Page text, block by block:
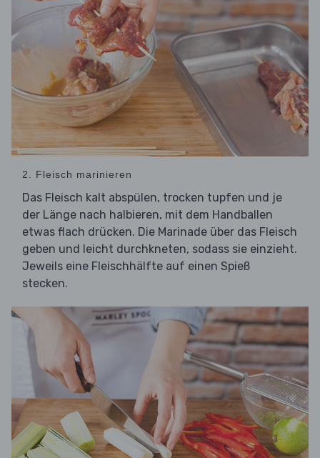
2. Fleisch marinieren
Das Fleisch kalt abspülen, trocken tupfen und je
der Länge nach halbieren, mit dem Handballen
etwas flach drücken. Die Marinade über das Fleisch
geben und leicht durchkneten, sodass sie einzieht.
Jeweils eine Fleischhälfte auf einen Spieß
stecken.